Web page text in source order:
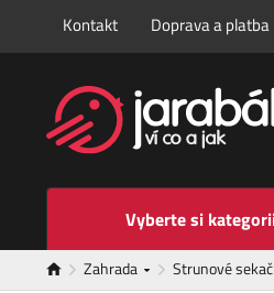
Kontakt Doprava a platba
Vyberte si
Zahrada Strunové